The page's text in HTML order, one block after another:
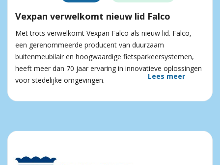
Vexpan verwelkomt nieuw lid Falco
Met trots verwelkomt Vexpan Falco als nieuw lid. Falco,
een gerenommeerde producent van duurzaam
buitenmeubilair en hoogwaardige fietsparkeersystemen,
heeft meer dan 70 jaar ervaring in innovatieve oplossingen
voor stedelijke omgevingen.
Lees meer